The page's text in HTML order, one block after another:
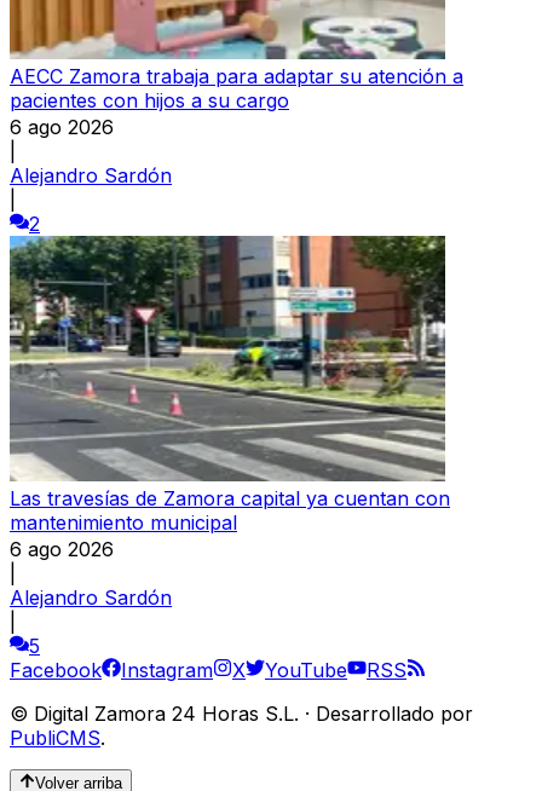
AECC Zamora trabaja para adaptar su atención a
pacientes con hijos a su cargo
6 ago 2026
Alejandro Sardón
2
Las travesías de Zamora capital ya cuentan con
mantenimiento municipal
6 ago 2026
Alejandro Sardón
5
Facebook
Instagram X YouTube
RSS
© Digital Zamora 24 Horas S.L. · Desarrollado por
PubliCMS.
Volver arriba